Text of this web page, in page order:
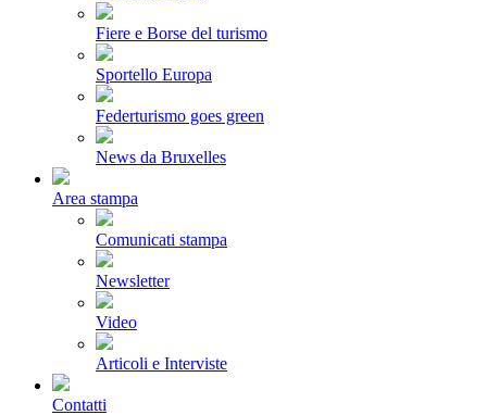
Fiere e Borse del turismo
Sportello Europa
Federturismo goes green
News da Bruxelles
Area stampa
Comunicati stampa
Newsletter
Video
Articoli e Interviste
Contatti